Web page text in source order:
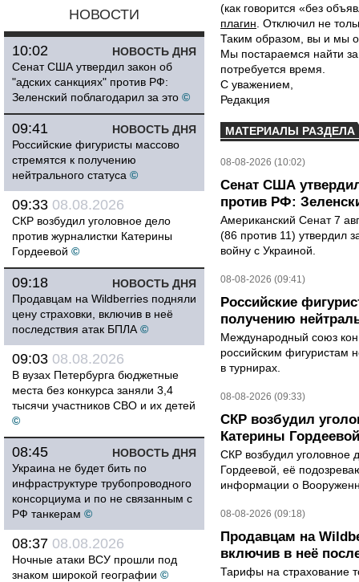
НОВОСТИ
НОВОСТЬ ДНЯ
10:02
Сенат США утвердил закон об
"адских санкциях" против РФ:
Зеленский поблагодарил за это ©
НОВОСТЬ ДНЯ
09:41
Российские фигуристы массово
стремятся к получению
нейтрального статуса ©
09:33 08.08.2026
СКР возбудил уголовное дело
против журналистки Катерины
Гордеевой ©
НОВОСТЬ ДНЯ
09:18
Продавцам на Wildberries подняли
цену страховки, включив в неё
последствия атак БПЛА ©
09:03 08.08.2026
В вузах Петербурга бюджетные
места без конкурса заняли 3,4
тысячи участников СВО и их детей
©
НОВОСТЬ ДНЯ
08:45
Украина не будет бить по
инфраструктуре трубопроводного
консорциума и по не связанным с
РФ танкерам ©
08:37 08.08.2026
Ночные атаки ВСУ прошли под
знаком широкой географии ©
(как говорится «без
плагин . Отключил не
Таким образом, вы и мы
Мы постараемся найти
потребуется время.
С уважением,
Редакция
МАТЕРИАЛЫ РАЗДЕЛА
08-08-2026 (10:02)
Сенат США
против РФ:
Американский Сенат 7
(86 против 11) утвердил
войну с Украиной.
08-08-2026 (09:41)
Российские
получению
Международный союз
российским фигуристам
в турнирах.
08-08-2026 (09:33)
СКР возбудил
Катерины Гордеевой
СКР возбудил уголовное
Гордеевой, её
информации о
08-08-2026 (09:18)
Продавцам на
включив в неё
Тарифы на страхование